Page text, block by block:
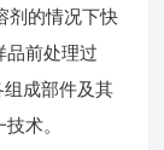
的情况下快
品前处理过
组成部件及其
术。